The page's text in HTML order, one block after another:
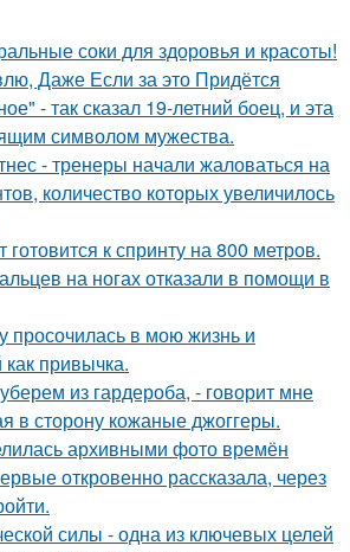
соки для здоровья и красоты!
Даже Если за это Придётся
- так сказал 19-летний боец, и эта
символом мужества.
- тренеры начали жаловаться на
количество которых увеличилось
готовится к спринту на 800 метров.
на ногах отказали в помощи в
просочилась в мою жизнь и
как привычка.
из гардероба, - говорит мне
в сторону кожаные джоггеры.
архивными фото времён
откровенно рассказала, через
силы - одна из ключевых целей